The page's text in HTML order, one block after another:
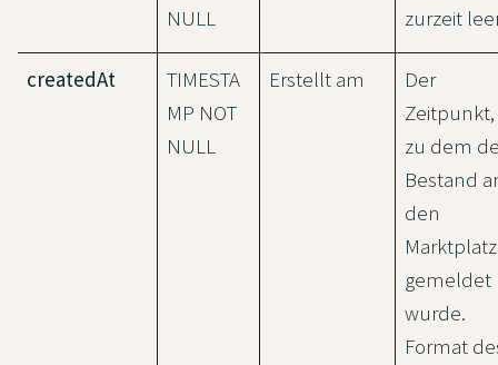
NULL
zurzeit
createdAt
TIMESTA
MP NOT
NULL
Erstellt am
Der
Zeitpunkt,
zu dem
Bestand
den
Marktplatz
gemeldet
wurde.
Format